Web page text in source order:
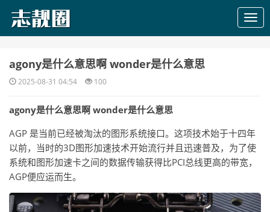
​agony是什么意思啊 wonder是什么意思
2025-08-31 04:54 100
agony是什么意思啊 wonder是什么意思
AGP 是当前已经被淘汰的图形系统接口。这项技术始于十四年
以前，当时的3D图形加速技术开始流行并且迅速普及，为了使
系统和图形加速卡之间的数据传输获得比PCI总线更高的带宽，
AGP便应运而生。